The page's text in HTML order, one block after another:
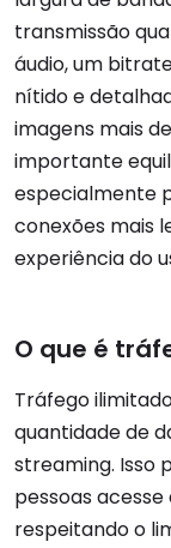
transmissão
áudio, um
nítido e
imagens mais
importante
especialmente
conexões mais
experiência do
O que é
Tráfego
quantidade de
streaming. Isso
pessoas
respeitando o